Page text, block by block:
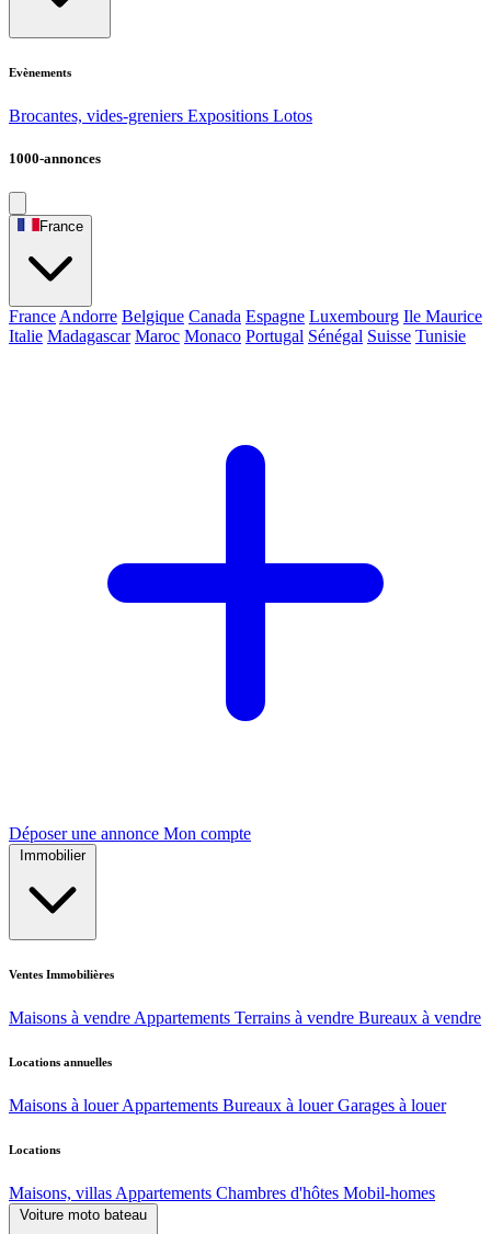
Evènements
Brocantes, vides-greniers Expositions Lotos
1000-annonces
France
France Andorre Belgique Canada Espagne Luxembourg Ile Maurice
Italie Madagascar Maroc Monaco Portugal Sénégal Suisse Tunisie
Déposer une annonce Mon compte
Immobilier
Ventes Immobilières
Maisons à vendre Appartements Terrains à vendre Bureaux à vendre
Locations annuelles
Maisons à louer Appartements Bureaux à louer Garages à louer
Locations
Maisons, villas Appartements Chambres d'hôtes Mobil-homes
Voiture moto bateau